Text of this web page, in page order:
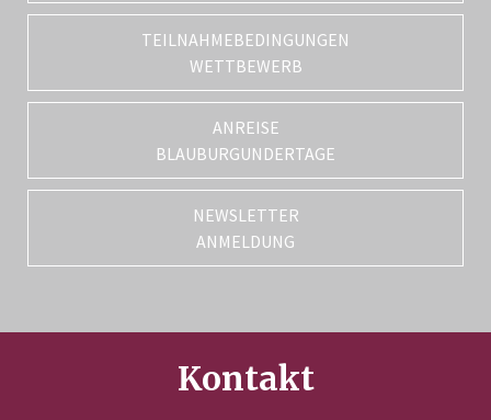
TEILNAHMEBEDINGUNGEN
WETTBEWERB
ANREISE
BLAUBURGUNDERTAGE
NEWSLETTER
ANMELDUNG
Kontakt